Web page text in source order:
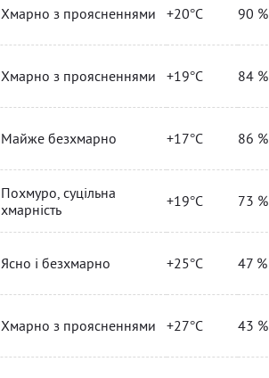
Хмарно з проясненнями +20°C 90 %
Хмарно з проясненнями +19°C 84 %
Майже безхмарно +17°C 86 %
Похмуро, суцільна
хмарність
+19°C 73 %
Ясно і безхмарно +25°C 47 %
Хмарно з проясненнями +27°C 43 %